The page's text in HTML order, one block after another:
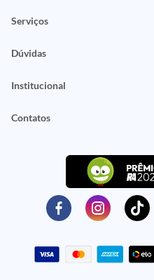
Serviços
Dúvidas
Institucional
Contatos